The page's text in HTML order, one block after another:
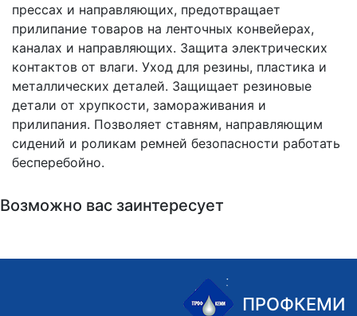
прессах и направляющих, предотвращает
прилипание товаров на ленточных конвейерах,
каналах и направляющих. Защита электрических
контактов от влаги. Уход для резины, пластика и
металлических деталей. Защищает резиновые
детали от хрупкости, замораживания и
прилипания. Позволяет ставням, направляющим
сидений и роликам ремней безопасности работать
бесперебойно.
Возможно вас заинтересует
ПРОФКЕМИ